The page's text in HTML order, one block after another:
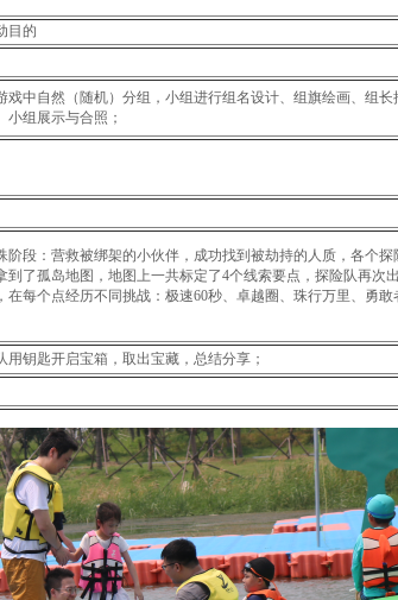
目的
戏中自然（随机）分组，小组进行组名设计、组旗绘画、组长
小组展示与合照；
阶段：营救被绑架的小伙伴，成功找到被劫持的人质，各个探
到了孤岛地图，地图上一共标定了4个线索要点，探险队再次出
在每个点经历不同挑战：极速60秒、卓越圈、珠行万里、勇敢
用钥匙开启宝箱，取出宝藏，总结分享；